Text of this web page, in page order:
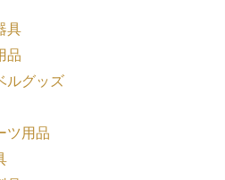
具
品
ルグッズ
ツ用品